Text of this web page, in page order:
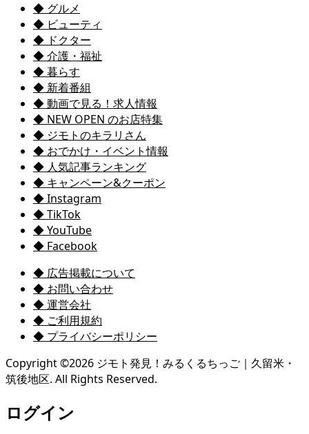
◆ グルメ
◆ ビューティ
◆ ドクター
◆ 介護・福祉
◆ 暮らす
◆ 新着番組
◆ 動画で見る！求人情報
◆ NEW OPEN のお店特集
◆ ジモトのキラリさん
◆ おでかけ・イベント情報
◆ 人気記事ランキング
◆ キャンペーン&クーポン
◆ Instagram
◆ TikTok
◆ YouTube
◆ Facebook
◆ 広告掲載について
◆ お問い合わせ
◆ 運営会社
◆ ご利用規約
◆ プライバシーポリシー
Copyright ©2026 ジモト発見！みるくるちっご｜久留米・
筑後地区. All Rights Reserved.
ログイン